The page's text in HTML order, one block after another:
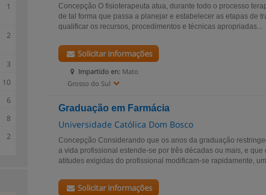
Concepção O fisioterapeuta atua, durante todo o processo
de tal forma que passa a planejar e estabelecer as etapas de
qualificar os recursos, procedimentos e técnicas apropriadas...
Impartido en: Mato
Grosso do Sul
Solicitar informações
Graduação em Farmácia
Universidade Católica Dom Bosco
Concepção Considerando que os anos da graduação
a vida profissional estende-se por três décadas ou mais, e
atitudes exigidas do profissional modificam-se rapidamente,
Solicitar informações
1
2
3
10
6
8
2